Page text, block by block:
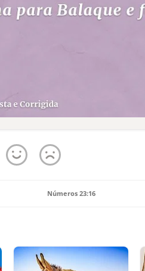
Números 23:16